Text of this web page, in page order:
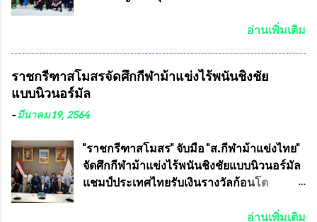
ถ้วยพระราชทาน สมเด็จพระเจ้าอยู่หัว มหา
อำนวยการจัดการแข่งขัน และ นายวีรยุทธ
สวัสดี ประธานคณะกรรมการจัดการแข่งขัน
และคณะทำงาน ได้ร่วมกันประชุมหารือ
อายุ ชิงแชมป์ประเทศไทย ครั้งที่ 1 ประจำปี
2564 กำหนดแข่งขันระหว่างวันที่ 24
เมษายน จนถึงว...
ปักธงชัย กรุงเทพมหานครโดย พันเอกสมศักดิ์
กรุงเทพมหานคร ได้เป็นประธาน แจก
ข้าวสาร อาหารแห้ง ให้กับพี่น้องชุมชนชาว
คลองลัดภาชี เขตภาษีเจริญ และชุมชน 50
ทีมงาน ต้องขออภัย ที่ไม่ได้เอ่ยชื่อเต็มสังกัด
เพราะท่านขอสงวนเอาไว้ พันอากาศเอก ทอง
อินทร์ พรหมสุวรรณ ท่านรองกัมปนาท ผู้ร่วม
ครั้งนี้ได้ เนื่องจาก ติดธุระเร่งด่วน จึงได้มอบ
อ่านเพิ่มเติม
ราชกรีฑาสโมสรจัดศึกกีฬาม้าแข่งไร้พนันชิงชัย
แบบนิวนอร์มัล
-มีนาคม 19, 2564
"ราชกรีฑาสโมสร" จับมือ "ส.กีฬาม้าแข่งไทย"
จัดศึกกีฬาม้าแข่งไร้พนันชิงชัยแบบนิวนอร์มัล
แชมป์ประเทศไทยรับเงินรางวัลก้อนโต
พล.อ.วิชญ เทพหัสดิน ณ อยุธยา นายกสมาคม
อ่านเพิ่มเติม